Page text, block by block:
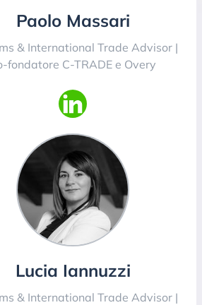
Paolo Massari
& International Trade Advisor |
fondatore C-TRADE e Overy
Lucia Iannuzzi
& International Trade Advisor |